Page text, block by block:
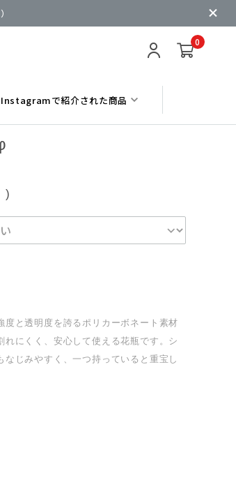
0
Instagramで紹介された商品
)
度と透明度を誇るポリカーボネート素材
にくく、安心して使える花瓶です。シ
じみやすく、一つ持っていると重宝し